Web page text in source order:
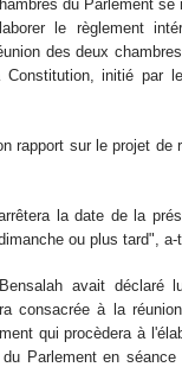
du Parlement se
le règlement
des deux
initié par
rapport sur le projet de
la date de la
ou plus tard", a-
avait déclaré
consacrée à la
qui procèdera à
Parlement en